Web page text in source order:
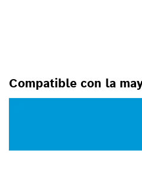
Compatible con la